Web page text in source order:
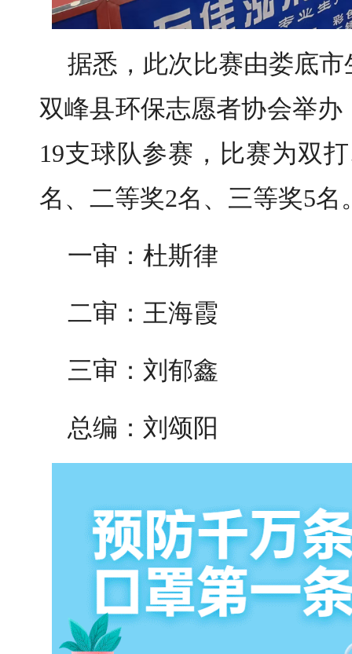
据悉，此次比赛由娄底
双峰县环保志愿者协会举
19支球队参赛，比赛为双
名、二等奖2名、三等奖5名
一审：杜斯律
二审：王海霞
三审：刘郁鑫
总编：刘颂阳